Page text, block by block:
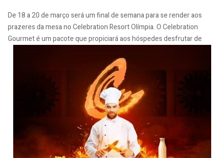
De 18 a 20 de março será um final de semana para se render aos
prazeres da mesa no Celebration Resort Olímpia. O Celebration
Gourmet é um pacote que propiciará aos hóspedesdesfrutar de